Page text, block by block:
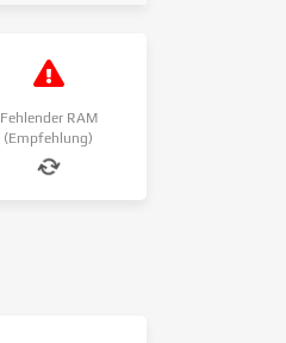
Fehlender RAM
(Empfehlung)